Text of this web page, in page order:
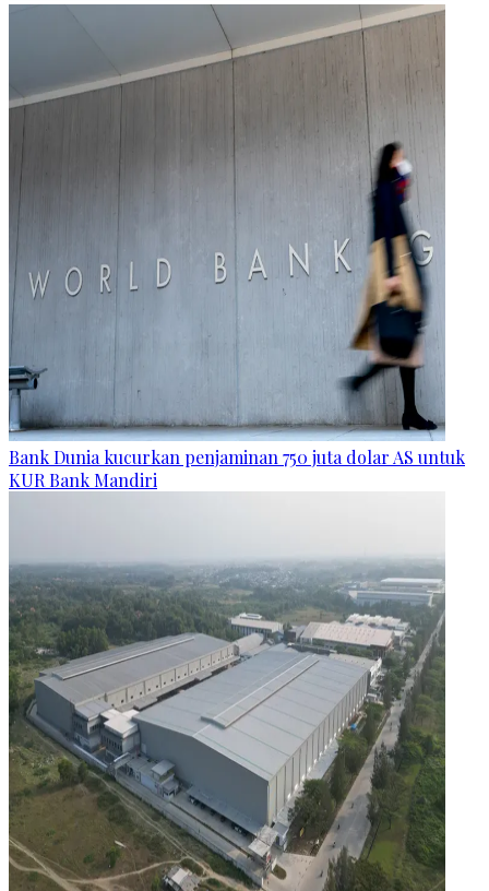
Bank Dunia kucurkan penjaminan 750 juta dolar AS untuk
KUR Bank Mandiri